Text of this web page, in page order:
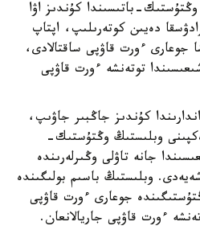
باتىسىندا كۇندىز اۋا
35+…36+ گرادۋسقا دەيىن كوتەرىلىپ، اپتاپ
جوعارى ءورت قاۋپى ساقتالادى،
توتەنشە ءورت قاۋپى
كۇندىز جاڭبىر جاۋىپ،
وبلىستىڭ وڭتۇستىك-
جانە تاۋلى وڭىرلەرىندە
وبلىستىڭ باسىم بولىگىندە
جوعارى ءورت قاۋپى
ءورت قاۋپى جاريالانعان.